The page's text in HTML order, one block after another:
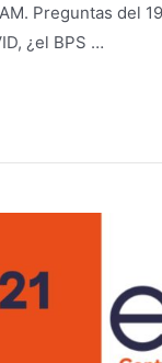
Preguntas del
¿el BPS …